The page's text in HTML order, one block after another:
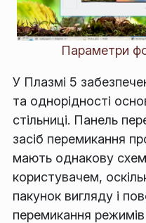
Параметри
У Плазмі 5
та однорідності
стільниці. Панель
засіб перемикання
мають однакову
користувачем,
пакунок вигляду і
перемикання